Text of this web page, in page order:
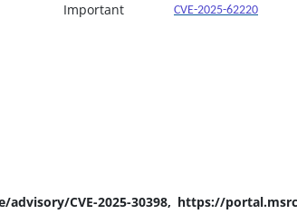
Important CVE-2025-62220
CVE-2025-30398, https://